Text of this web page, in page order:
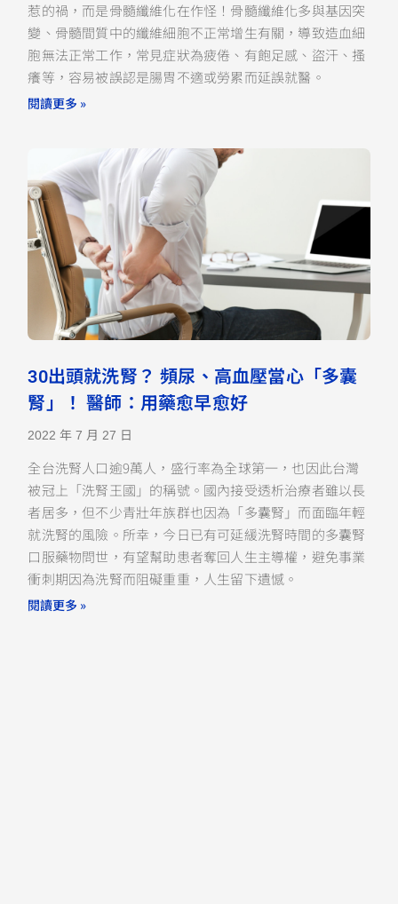
惹的禍，而是骨髓纖維化在作怪！骨髓纖維化多與基因突
變、骨髓間質中的纖維細胞不正常增生有關，導致造血細
胞無法正常工作，常見症狀為疲倦、有飽足感、盜汗、搔
癢等，容易被誤認是腸胃不適或勞累而延誤就醫。
閱讀更多 »
30出頭就洗腎？ 頻尿、高血壓當心「多囊
腎」！ 醫師：用藥愈早愈好
2022 年 7 月 27 日
全台洗腎人口逾9萬人，盛行率為全球第一，也因此台灣
被冠上「洗腎王國」的稱號。國內接受透析治療者雖以長
者居多，但不少青壯年族群也因為「多囊腎」而面臨年輕
就洗腎的風險。所幸，今日已有可延緩洗腎時間的多囊腎
口服藥物問世，有望幫助患者奪回人生主導權，避免事業
衝刺期因為洗腎而阻礙重重，人生留下遺憾。
閱讀更多 »